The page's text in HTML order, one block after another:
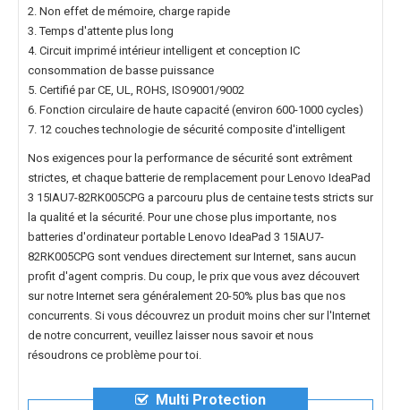
2. Non effet de mémoire, charge rapide
3. Temps d'attente plus long
4. Circuit imprimé intérieur intelligent et conception IC
consommation de basse puissance
5. Certifié par CE, UL, ROHS, ISO9001/9002
6. Fonction circulaire de haute capacité (environ 600-1000 cycles)
7. 12 couches technologie de sécurité composite d'intelligent
Nos exigences pour la performance de sécurité sont extrêment
strictes, et chaque batterie de remplacement pour Lenovo IdeaPad
3 15IAU7-82RK005CPG a parcouru plus de centaine tests stricts sur
la qualité et la sécurité. Pour une chose plus importante, nos
batteries d'ordinateur portable Lenovo IdeaPad 3 15IAU7-
82RK005CPG sont vendues directement sur Internet, sans aucun
profit d'agent compris. Du coup, le prix que vous avez découvert
sur notre Internet sera généralement 20-50% plus bas que nos
concurrents. Si vous découvrez un produit moins cher sur l'Internet
de notre concurrent, veuillez laisser nous savoir et nous
résoudrons ce problème pour toi.
Multi Protection